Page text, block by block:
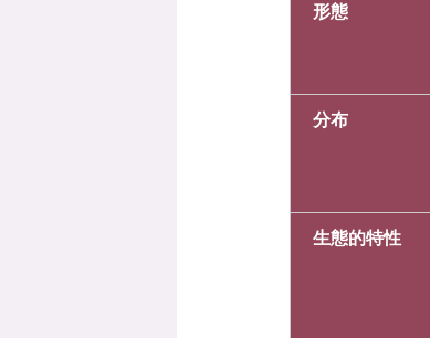
形態
分布
生態的特性